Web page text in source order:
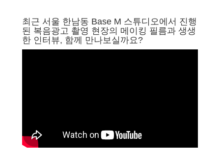
최근 서울 한남동 Base M 스튜디오에서 진행
된 복음광고 촬영 현장의 메이킹 필름과 생생
한 인터뷰, 함께 만나보실까요?